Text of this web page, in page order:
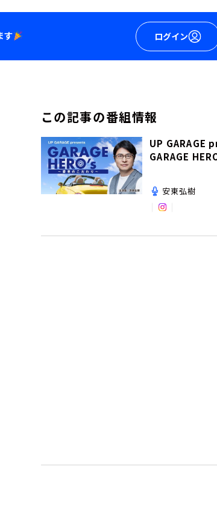
ログイン
この記事の番組情報
UP GARAGE
GARAGE
安東弘樹